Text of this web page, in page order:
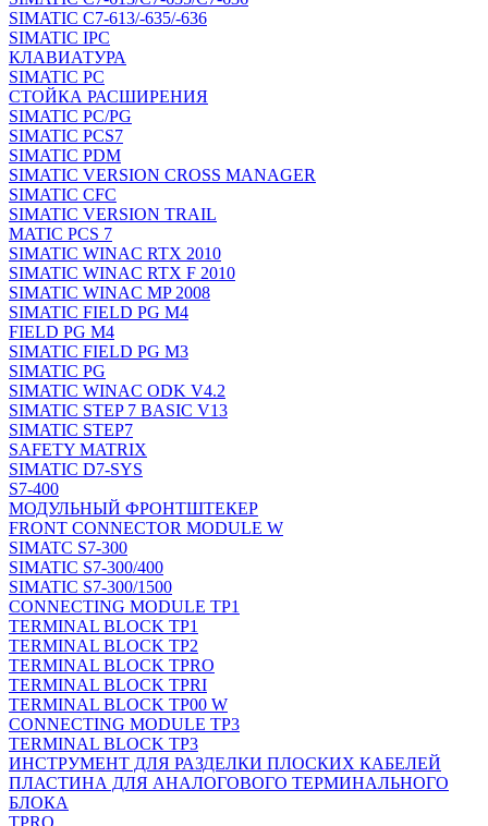
SIMATIC C7-613/-635/-636
SIMATIC IPC
КЛАВИАТУРА
SIMATIC PC
СТОЙКА РАСШИРЕНИЯ
SIMATIC PC/PG
SIMATIC PCS7
SIMATIC PDM
SIMATIC VERSION CROSS MANAGER
SIMATIC CFC
SIMATIC VERSION TRAIL
MATIC PCS 7
SIMATIC WINAC RTX 2010
SIMATIC WINAC RTX F 2010
SIMATIC WINAC MP 2008
SIMATIC FIELD PG M4
FIELD PG M4
SIMATIC FIELD PG M3
SIMATIC PG
SIMATIC WINAC ODK V4.2
SIMATIC STEP 7 BASIC V13
SIMATIC STEP7
SAFETY MATRIX
SIMATIC D7-SYS
S7-400
МОДУЛЬНЫЙ ФРОНТШТЕКЕР
FRONT CONNECTOR MODULE W
SIMATC S7-300
SIMATIC S7-300/400
SIMATIC S7-300/1500
CONNECTING MODULE TP1
TERMINAL BLOCK TP1
TERMINAL BLOCK TP2
TERMINAL BLOCK TPRO
TERMINAL BLOCK TPRI
TERMINAL BLOCK TP00 W
CONNECTING MODULE TP3
TERMINAL BLOCK TP3
ИНСТРУМЕНТ ДЛЯ РАЗДЕЛКИ ПЛОСКИХ КАБЕЛЕЙ
ПЛАСТИНА ДЛЯ АНАЛОГОВОГО ТЕРМИНАЛЬНОГО
БЛОКА
TPRO